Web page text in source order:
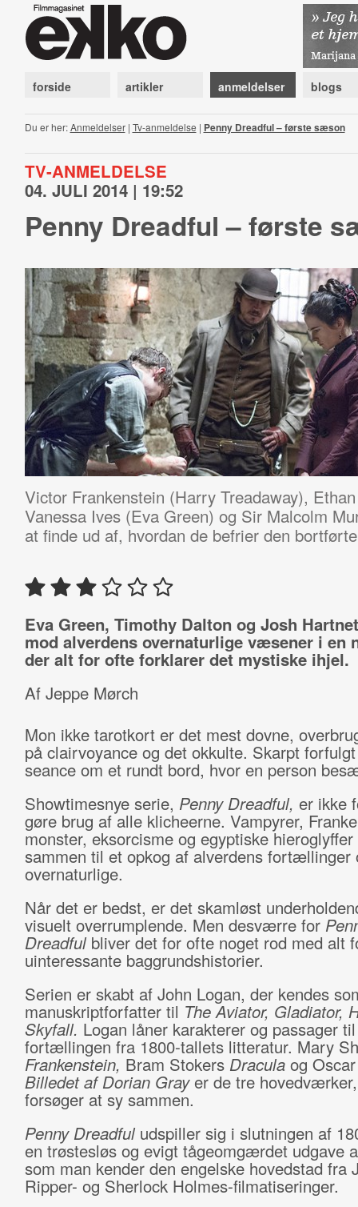
forside artikler anmeldelser blogs
Du er her:Anmeldelser| Tv-anmeldelse | Penny Dreadful – første sæson
TV-ANMELDELSE
04. JULI 2014 | 19:52
Penny Dreadful – første
Victor Frankenstein (Harry Treadaway),
Vanessa Ives (Eva Green) og Sir Malcolm
at finde ud af, hvordan de befrier den
Eva Green, Timothy Dalton og Josh
mod alverdens overnaturlige væsener i en
der alt for ofte forklarer det mystiske ihjel.
Af Jeppe Mørch
Mon ikke tarotkort er det mest dovne,
på clairvoyance og det okkulte. Skarpt
seance om et rundt bord, hvor en person
Showtimesnye serie, Penny Dreadful, er ikke
gøre brug af alle klicheerne. Vampyrer,
monster, eksorcisme og egyptiske
sammen til et opkog af alverdens fortællinger
overnaturlige.
Når det er bedst, er det skamløst
visuelt overrumplende. Men desværre for
Dreadful bliver det for ofte noget rod med alt
uinteressante baggrundshistorier.
Serien er skabt af John Logan, der kendes
manuskriptforfatter til The Aviator, Gladiator,
Skyfall. Logan låner karakterer og passager til
fortællingen fra 1800-tallets litteratur. Mary
Frankenstein, Bram Stokers Dracula og
Billedet af Dorian Grayer de tre
forsøger at sy sammen.
Penny Dreadful udspiller sig i slutningen af
en trøstesløs og evigt tågeomgærdet udgave
som man kender den engelske hovedstad fra
Ripper- og Sherlock Holmes-filmatiseringer.